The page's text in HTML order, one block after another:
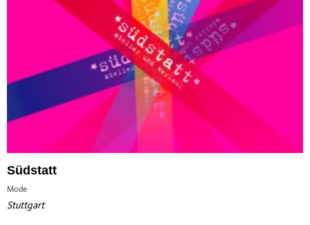
Südstatt
Mode
Stuttgart